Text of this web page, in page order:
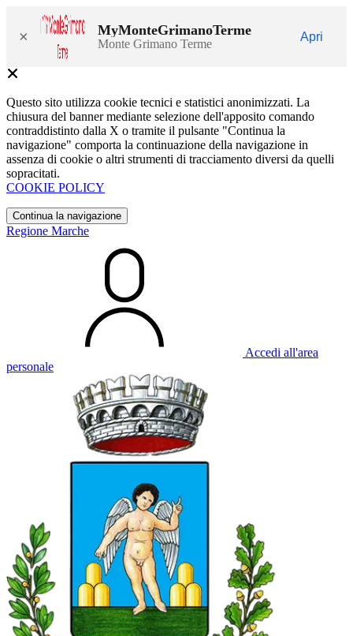
× MyMonteGrimanoTerme
Monte Grimano Terme
Apri
Questo sito utilizza cookie tecnici e statistici anonimizzati. La
chiusura del banner mediante selezione dell'apposito comando
contraddistinto dalla X o tramite il pulsante "Continua la
navigazione" comporta la continuazione della navigazione in
assenza di cookie o altri strumenti di tracciamento diversi da quelli
sopracitati.
COOKIE POLICY
Continua la navigazione
Regione Marche
Accedi all'area
personale